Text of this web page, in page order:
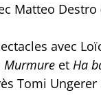
Matteo Destro
avec
Murmure et Ha
Tomi Ungerer